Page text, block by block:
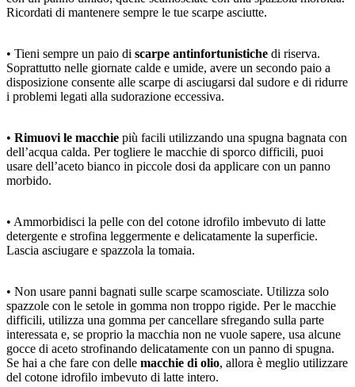
Ricordati di mantenere sempre le tue scarpe asciutte.
• Tieni sempre un paio di scarpe antinfortunistiche di riserva.
Soprattutto nelle giornate calde e umide, avere un secondo paio a
disposizione consente alle scarpe di asciugarsi dal sudore e di ridurre
i problemi legati alla sudorazione eccessiva.
• Rimuovi le macchie più facili utilizzando una spugna bagnata con
dell’acqua calda. Per togliere le macchie di sporco difficili, puoi
usare dell’aceto bianco in piccole dosi da applicare con un panno
morbido.
• Ammorbidisci la pelle con del cotone idrofilo imbevuto di latte
detergente e strofina leggermente e delicatamente la superficie.
Lascia asciugare e spazzola la tomaia.
• Non usare panni bagnati sulle scarpe scamosciate. Utilizza solo
spazzole con le setole in gomma non troppo rigide. Per le macchie
difficili, utilizza una gomma per cancellare sfregando sulla parte
interessata e, se proprio la macchia non ne vuole sapere, usa alcune
gocce di aceto strofinando delicatamente con un panno di spugna.
Se hai a che fare con delle macchie di olio, allora è meglio utilizzare
del cotone idrofilo imbevuto di latte intero.